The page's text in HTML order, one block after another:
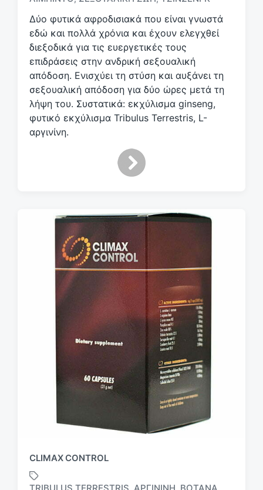
τ
ι
κ
έ
Δύο φυτικά αφροδισιακά που είναι γνωστά
εδώ και πολλά χρόνια και έχουν ελεγχθεί
διεξοδικά για τις ευεργετικές τους
επιδράσεις στην ανδρική σεξουαλική
απόδοση. Ενισχύει τη στύση και αυξάνει τη
σεξουαλική απόδοση για δύο ώρες μετά τη
λήψη του. Συστατικά: εκχύλισμα ginseng,
φυτικό εκχύλισμα Tribulus Terrestris, L-
αργινίνη.
CLIMAX CONTROL